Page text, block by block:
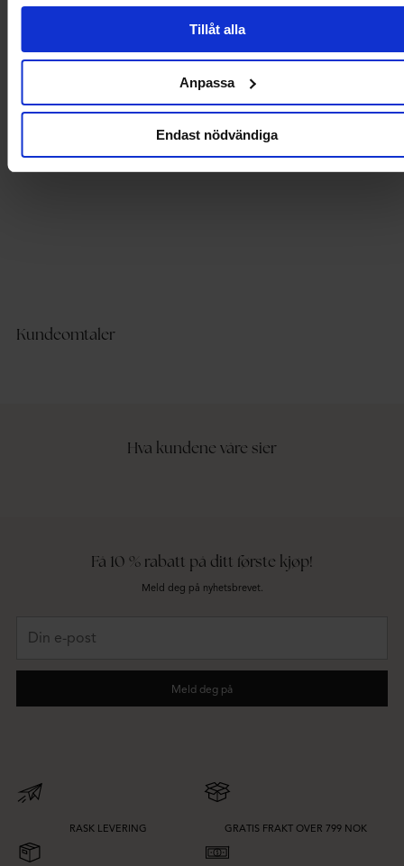
Tillåt alla
Anpassa
Endast nödvändiga
Produktdetaljer
Levering og betaling
Kundeomtaler
Hva kundene våre sier
Få 10 % rabatt på ditt første kjøp!
Meld deg på nyhetsbrevet.
Meld deg på
RASK LEVERING GRATIS FRAKT OVER 799 NOK